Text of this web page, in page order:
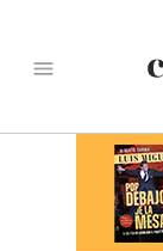
menu